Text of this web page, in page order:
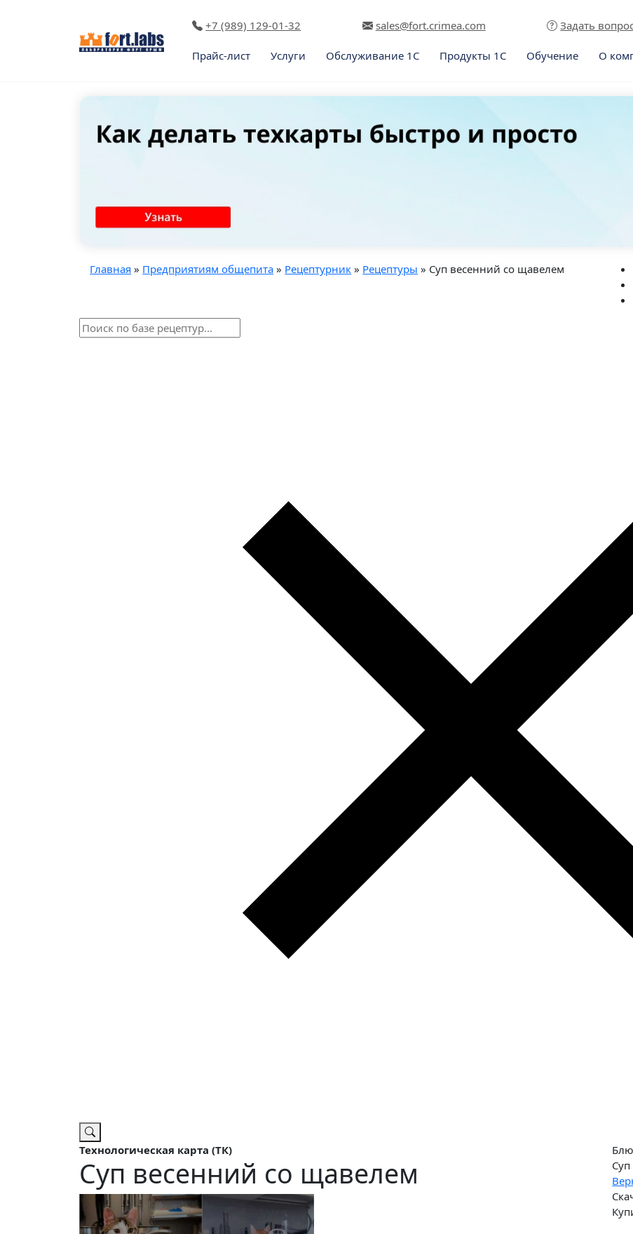
+7 (989) 129-01-32 sales@fort.crimea.com Задать
Прайс-лист Услуги Обслуживание 1С Продукты 1С Обучение О
Главная » Предприятиям общепита » Рецептурник » Рецептуры » Суп весенний со щавелем
Технологическая карта (ТК)
Суп весенний со щавелем